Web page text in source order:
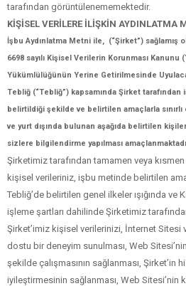
tarafından görüntülenememektedir.
KİŞİSEL VERİLERE İLİŞKİN AYDINLATMA
İşbu Aydınlatma Metni ile, (“Şirket”)
6698 sayılı Kişisel Verilerin Korunması Kanunu
Yükümlülüğünün Yerine Getirilmesinde
Tebliğ (“Tebliğ”) kapsamında Şirket
belirtildiği şekilde ve belirtilen amaçlarla
ve yurt dışında bulunan aşağıda belirtilen
sizlere bilgilendirme yapılması
Şirketimiz tarafından tamamen veya
kişisel verileriniz, işbu metinde belirtilen
Tebliğ’de belirtilen genel ilkeler ışığında ve
işleme şartları dahilinde Şirketimiz
Şirket’imiz kişisel verilerinizi, İnternet Sitesi
dostu bir deneyim sunulması, Web
şekilde çalışmasının sağlanması, Şirket’in
iyileştirmesinin sağlanması, Web Sitesi’nin